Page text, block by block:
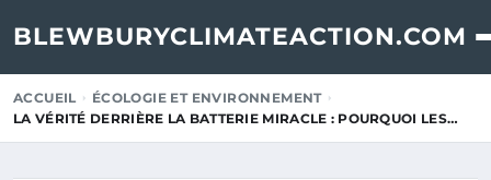
BLEWBURYCLIMATEACTION.COM
ACCUEIL
ÉCOLOGIE ET ENVIRONNEMENT
LA VÉRITÉ DERRIÈRE LA BATTERIE MIRACLE : POURQUOI LES…